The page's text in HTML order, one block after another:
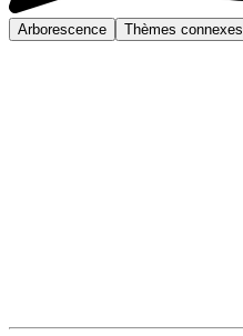
Arborescence Thèmes connexes